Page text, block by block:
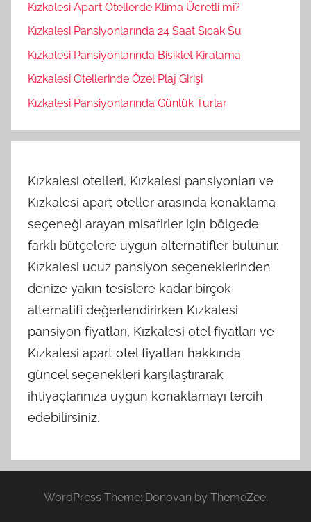
Kızkalesi Apart Otellerde Klima Ücretli mi?
Kızkalesi Pansiyonlarında 24 Saat Sıcak Su
Kızkalesi Pansiyonlarında Bisiklet Kiralama
Kızkalesi Otellerinde Özel Plaj Girişi
Kızkalesi Pansiyonlarında Günlük Turlar
Kızkalesi otelleri, Kızkalesi pansiyonları ve
Kızkalesi apart oteller arasında konaklama
seçeneği arayan misafirler için bölgede
farklı bütçelere uygun alternatifler bulunur.
Kızkalesi ucuz pansiyon seçeneklerinden
denize yakın tesislere kadar birçok
alternatifi değerlendirirken Kızkalesi
pansiyon fiyatları, Kızkalesi otel fiyatları ve
Kızkalesi apart otel fiyatları hakkında
güncel seçenekleri karşılaştırarak
ihtiyaçlarınıza uygun konaklamayı tercih
edebilirsiniz.
WordPress Theme: Donovan by ThemeZee.